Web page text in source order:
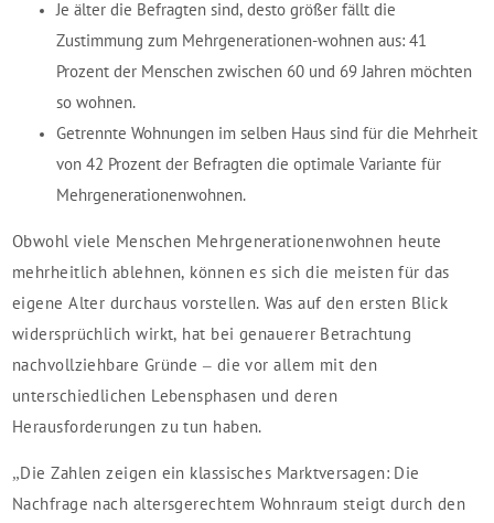
Je älter die Befragten sind, desto größer fällt die
Zustimmung zum Mehrgenerationen-wohnen aus: 41
Prozent der Menschen zwischen 60 und 69 Jahren möchten
so wohnen.
Getrennte Wohnungen im selben Haus sind für die Mehrheit
von 42 Prozent der Befragten die optimale Variante für
Mehrgenerationenwohnen.
Obwohl viele Menschen Mehrgenerationenwohnen heute
mehrheitlich ablehnen, können es sich die meisten für das
eigene Alter durchaus vorstellen. Was auf den ersten Blick
widersprüchlich wirkt, hat bei genauerer Betrachtung
nachvollziehbare Gründe – die vor allem mit den
unterschiedlichen Lebensphasen und deren
Herausforderungen zu tun haben.
„Die Zahlen zeigen ein klassisches Marktversagen: Die
Nachfrage nach altersgerechtem Wohnraum steigt durch den